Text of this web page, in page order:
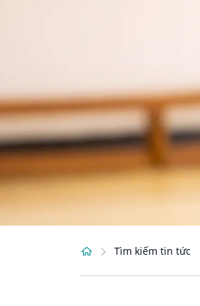
Tìm kiếm tin tức